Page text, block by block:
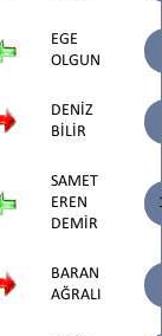
EGE
OLGUN
DENİZ
BİLİR
SAMET
EREN
DEMİR
BARAN
AĞRALI